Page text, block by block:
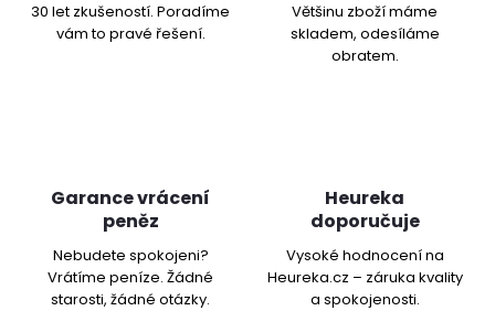
30 let zkušeností. Poradíme
vám to pravé řešení.
Většinu zboží máme
skladem, odesíláme
obratem.
Garance vrácení
peněz
Nebudete spokojeni?
Vrátíme peníze. Žádné
starosti, žádné otázky.
Heureka
doporučuje
Vysoké hodnocení na
Heureka.cz – záruka kvality
a spokojenosti.